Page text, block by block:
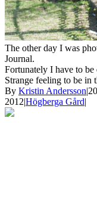
The other day I was
Journal.
Fortunately I have to
Strange feeling to be in
By Kristin Andersson|
2012|Högberga Gård|